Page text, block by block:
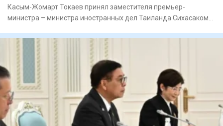
Касым-Жомарт Токаев принял заместителя премьер-
министра – министра иностранных дел Таиланда Сихасаком